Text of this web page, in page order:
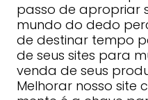
passo de apropriar
mundo do dedo
de destinar tempo
de seus sites para
venda de seus
Melhorar nosso site